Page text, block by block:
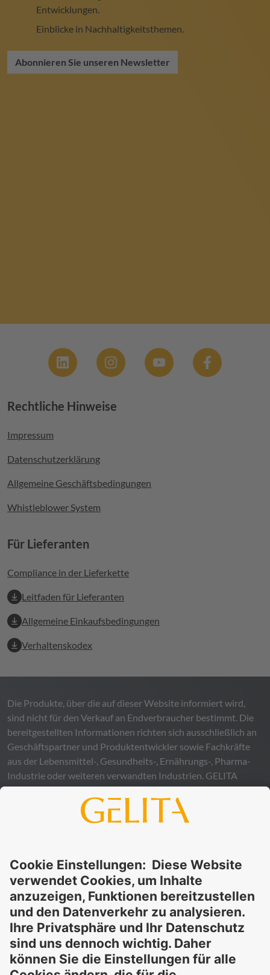
Entwicklungen.
Einblicke in Nachhaltigkeitsthemen.
Abonnieren Sie unseren Newsletter
Footer menu
Rechtliche Hinweise
Impressum
Datenschutzerklärung
Allgemeine Geschäftsbedingungen
Whistleblower System
Für Lieferanten
Compliance in der Lieferkette
Leitfaden für Lieferanten
Allgemeine Einkaufsbedingungen
Verhaltenskodex
Social
Die Produkte, über die auf dieser Website informiert wird,
sind nicht für den Verkauf an Endverbraucher bestimmt. Die
bereitgestellten Informationen richten sich ausschließlich an
Geschäftspartner und Produktentwickler sowie Fachkräfte
aus der Lebensmittel-, Gesundheits-, Ernährungs-, Pharma-
Industrie oder weiteren verwandten Industrien. GELITA
übernimmt keinerlei Gewähr – weder ausdrücklich noch
stillschweigend – für die Richtigkeit, Verlässlichkeit oder
Vollständigkeit der bereitgestellten Informationen und
Informationen ergeben könnte. Die Verwendung der
Informationen erfolgt auf eigenes Risiko und in eigener
Verantwortung.
Diese Erklärung entbindet Sie nicht von der Pflicht, eigene
Eignungsprüfungen und Tests durchzuführen, sowie alle
geltenden gesetzlichen Vorschriften einzuhalten und Rechte
Dritter zu respektieren. Die beschriebenen Produkte und